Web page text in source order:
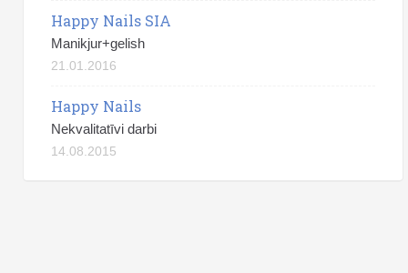
Happy Nails SIA
Manikjur+gelish
21.01.2016
Happy Nails
Nekvalitatīvi darbi
14.08.2015